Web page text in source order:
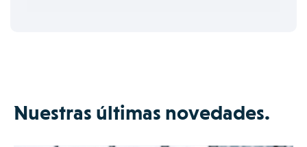
Nuestras últimas novedades.